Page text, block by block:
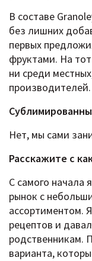
В составе
без лишних
первых
фруктами. На
ни среди
производителей.
Нет, мы сами
Расскажите c
С самого начала
рынок с
ассортиментом.
рецептов и
родственникам.
варианта,